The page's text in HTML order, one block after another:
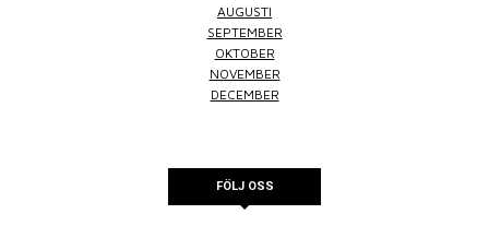
AUGUSTI
SEPTEMBER
OKTOBER
NOVEMBER
DECEMBER
FÖLJ OSS